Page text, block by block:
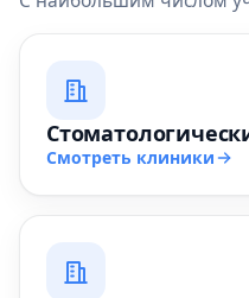
Смотреть клиники